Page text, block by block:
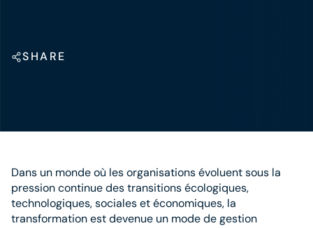
SHARE
Dans un monde où les organisations évoluent sous la
pression continue des transitions écologiques,
technologiques, sociales et économiques, la
transformation est devenue un mode de gestion